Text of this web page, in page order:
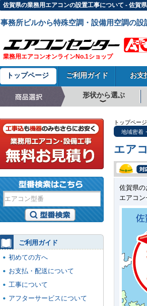
佐賀県の業務用エアコンの設置工事について - 佐賀
事務所ビルから特殊空調・設備用空調の設
業務用エアコンオンラインNo.1ショップ
トップページ ご利用ガイド お支
形状から選ぶ
トップページ
地域密着
エア
佐賀県
エアコ
ご利用ガイド
初めての方へ
お支払・配送について
工事について
アフターサービスについて